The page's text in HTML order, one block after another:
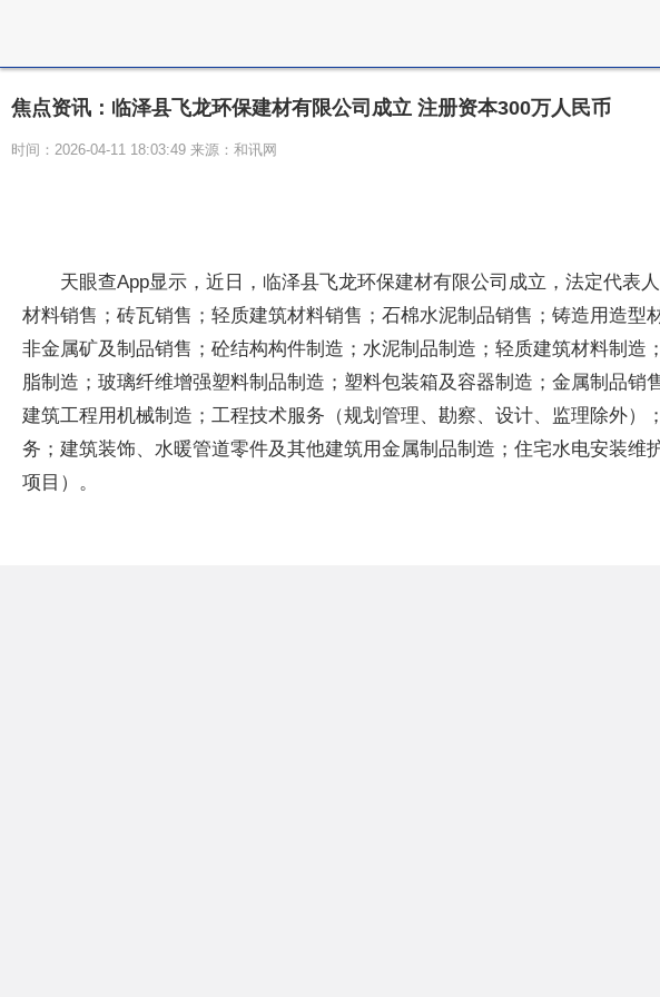
焦点资讯：临泽县飞龙环保建材有限公司成立 注册资本300万人民币
时间：2026-04-11 18:03:49 来源：和讯网
天眼查App显示，近日，临泽县飞龙环保建材有限公司成立，法定代表
材料销售；砖瓦销售；轻质建筑材料销售；石棉水泥制品销售；铸造用造
非金属矿及制品销售；砼结构构件制造；水泥制品制造；轻质建筑材料制
脂制造；玻璃纤维增强塑料制品制造；塑料包装箱及容器制造；金属制品
建筑工程用机械制造；工程技术服务（规划管理、勘察、设计、监理除外
务；建筑装饰、水暖管道零件及其他建筑用金属制品制造；住宅水电安装
项目）。